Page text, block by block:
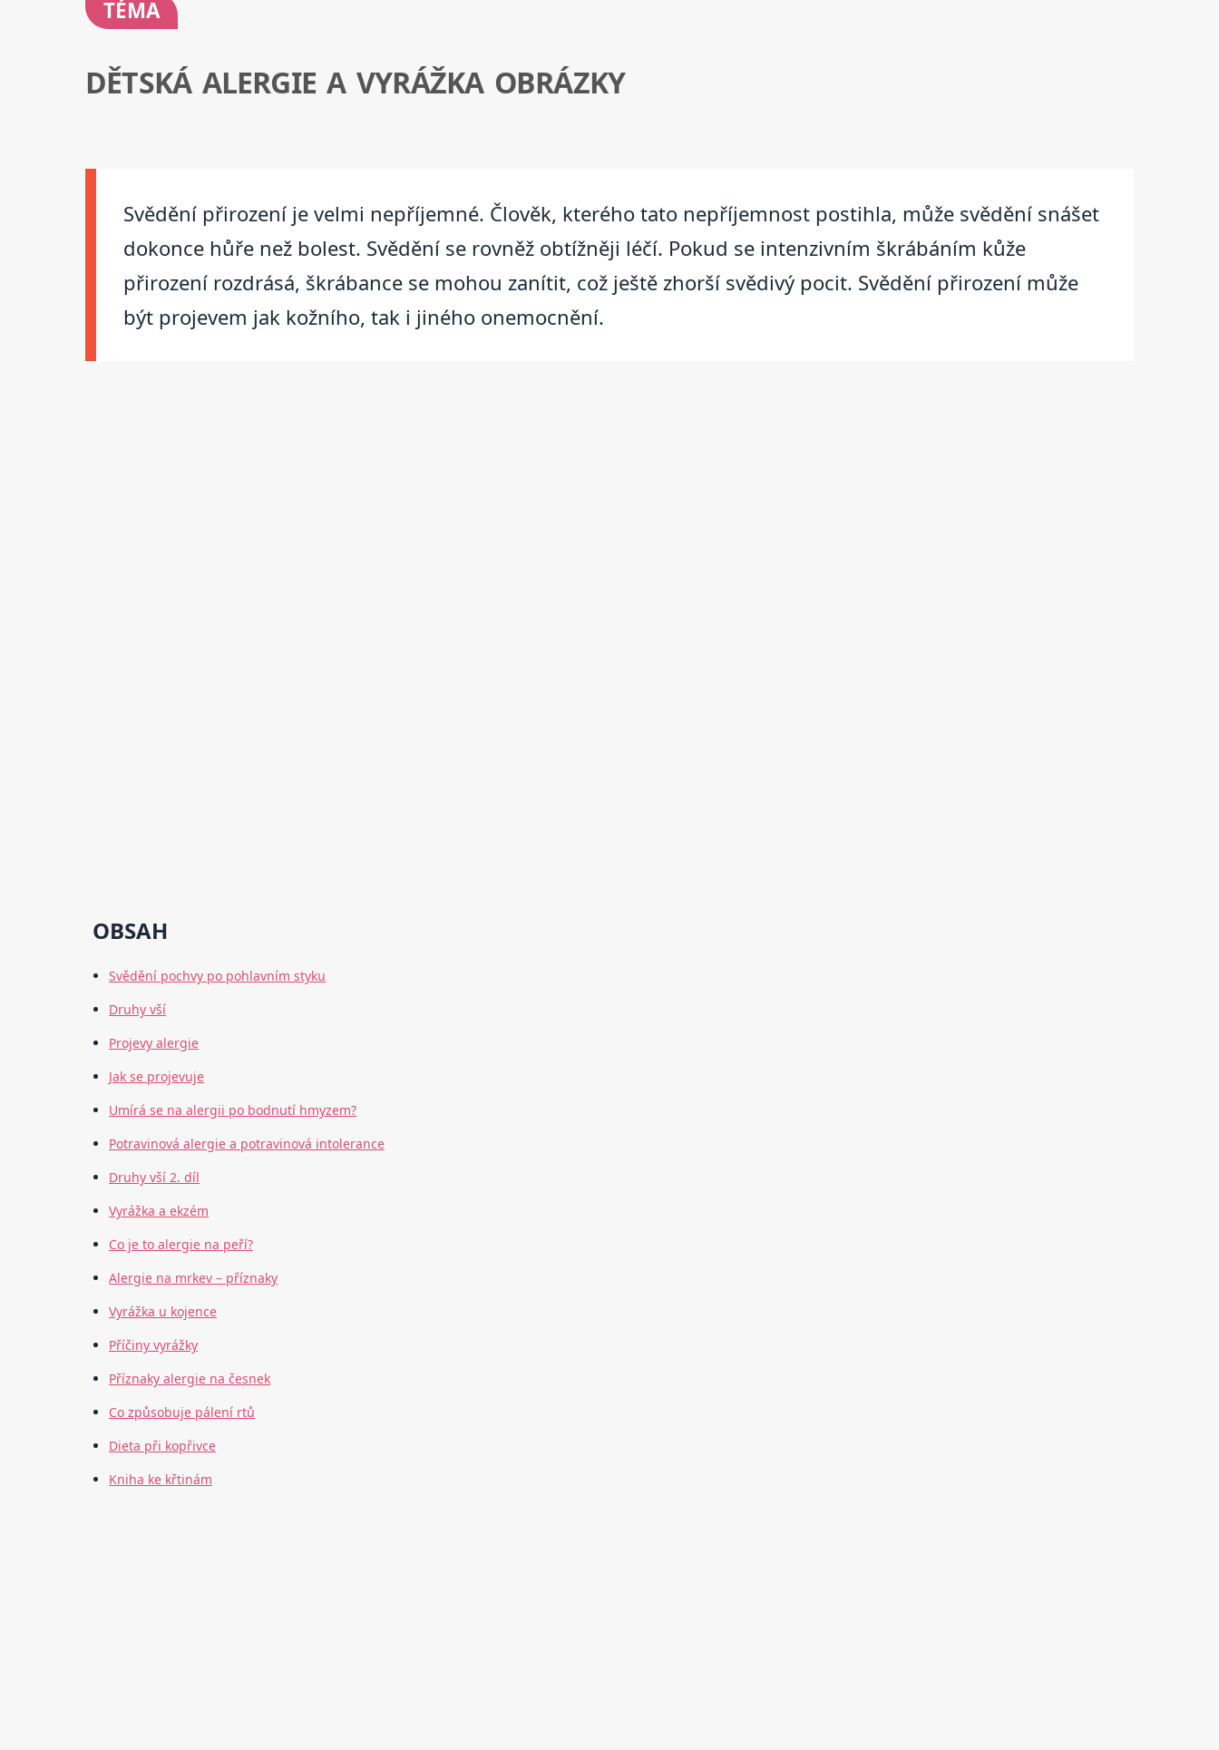
TÉMA
DĚTSKÁ ALERGIE A VYRÁŽKA OBRÁZKY
Svědění přirození je velmi nepříjemné. Člověk, kterého tato nepříjemnost postihla, může svědění snášet
dokonce hůře než bolest. Svědění se rovněž obtížněji léčí. Pokud se intenzivním škrábáním kůže
přirození rozdrásá, škrábance se mohou zanítit, což ještě zhorší svědivý pocit. Svědění přirození může
být projevem jak kožního, tak i jiného onemocnění.
OBSAH
Svědění pochvy po pohlavním styku
Druhy vší
Projevy alergie
Jak se projevuje
Umírá se na alergii po bodnutí hmyzem?
Potravinová alergie a potravinová intolerance
Druhy vší 2. díl
Vyrážka a ekzém
Co je to alergie na peří?
Alergie na mrkev – příznaky
Vyrážka u kojence
Příčiny vyrážky
Příznaky alergie na česnek
Co způsobuje pálení rtů
Dieta při kopřivce
Kniha ke křtinám